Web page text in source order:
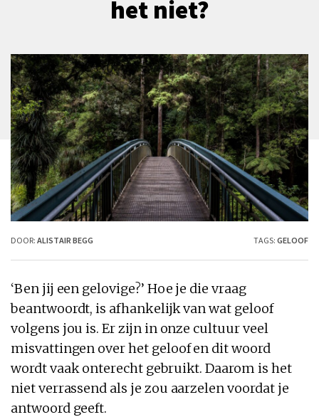
het niet?
DOOR: ALISTAIR BEGG TAGS: GELOOF
‘Ben jij een gelovige?’ Hoe je die vraag
beantwoordt, is afhankelijk van wat geloof
volgens jou is. Er zijn in onze cultuur veel
misvattingen over het geloof en dit woord
wordt vaak onterecht gebruikt. Daarom is het
niet verrassend als je zou aarzelen voordat je
antwoord geeft.